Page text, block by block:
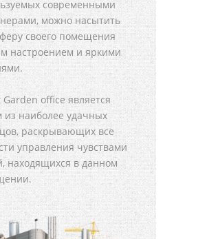
современными
можно насытить
своего помещения
настроением и яркими
office является
из наиболее удачных
раскрывающих все
управления чувствами
находящихся в данном